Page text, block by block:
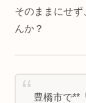
そのままにせず
んか？
豊橋市で**